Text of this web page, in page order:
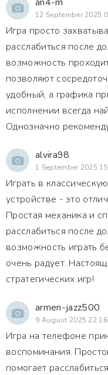
12 September 2025
Игра просто
расслабиться после
возможность
позволяют
удобный, а графика
исполнении всегда
Однозначно
alvira98
1 September 2025
Играть в
устройстве - это
Простая механика и
расслабиться после
возможность играть
очень радует.
стратегических игр!
armen-jazz500
9 August 2025 22:16
Игра на телефоне
воспоминания.
помогает